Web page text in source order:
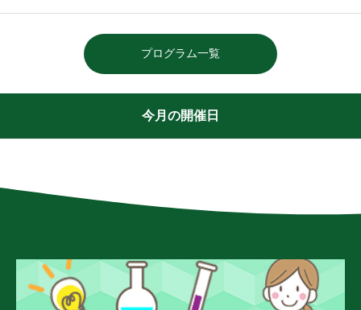
プログラム一覧
今月の開催日